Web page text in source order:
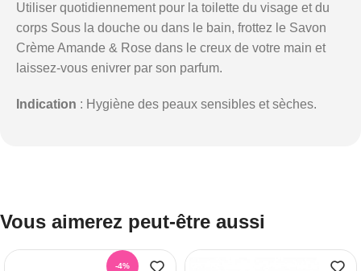
Utiliser quotidiennement pour la toilette du visage et du
corps Sous la douche ou dans le bain, frottez le Savon
Crème Amande & Rose dans le creux de votre main et
laissez-vous enivrer par son parfum.
Indication : Hygiène des peaux sensibles et sèches.
Vous aimerez peut-être aussi
-4%